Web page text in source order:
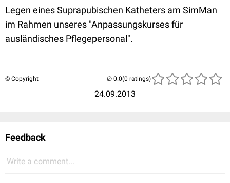
Legen eines Suprapubischen Katheters am SimMan
im Rahmen unseres "Anpassungskurses für
ausländisches Pflegepersonal".
© Copyright
24.09.2013
(0 ratings)
Feedback
Write a comment...